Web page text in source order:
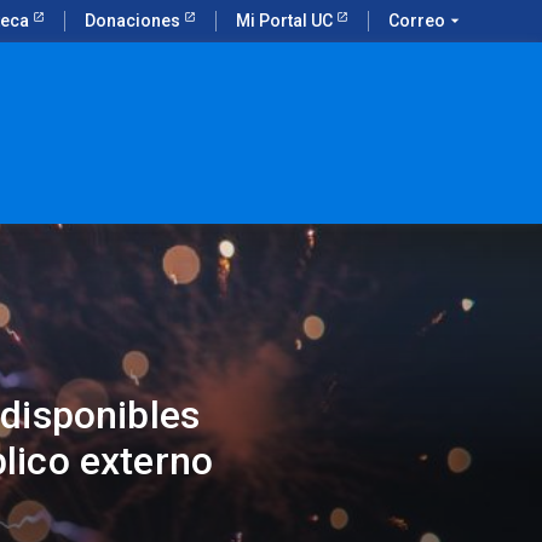
Donaciones Mi Portal UC Correo arrow_drop_down
externo